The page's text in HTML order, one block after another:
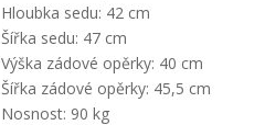
Hloubka sedu: 42 cm
Šířka sedu: 47 cm
Výška zádové opěrky: 40 cm
Šířka zádové opěrky: 45,5 cm
Nosnost: 90 kg